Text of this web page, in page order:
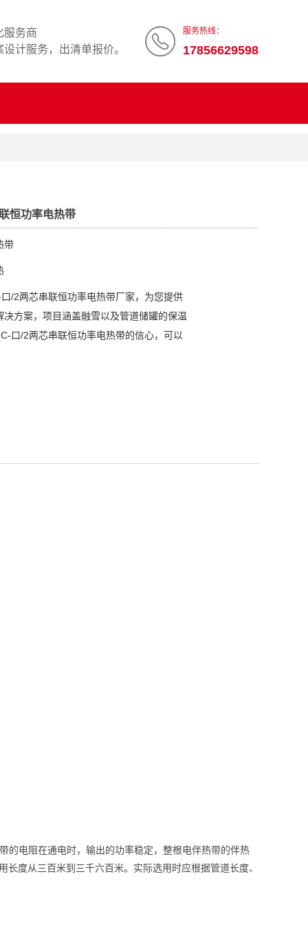
服务热线：
17856629598
服务商
计服务，出清单报价。
恒功率电热带
带
/2两芯串联恒功率电热带厂家，为您提供
决方案，项目涵盖融雪以及管道储罐的保温
口/2两芯串联恒功率电热带的信心，可以
的电阻在通电时，输出的功率稳定，整根电伴热带的伴热
度从三百米到三千六百米。实际选用时应根据管道长度、